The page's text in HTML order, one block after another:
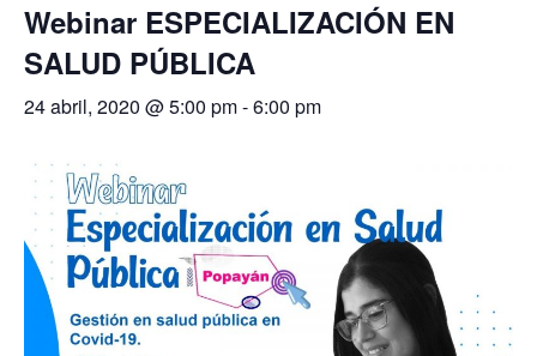
Webinar ESPECIALIZACIÓN EN
SALUD PÚBLICA
24 abril, 2020 @ 5:00 pm-6:00 pm